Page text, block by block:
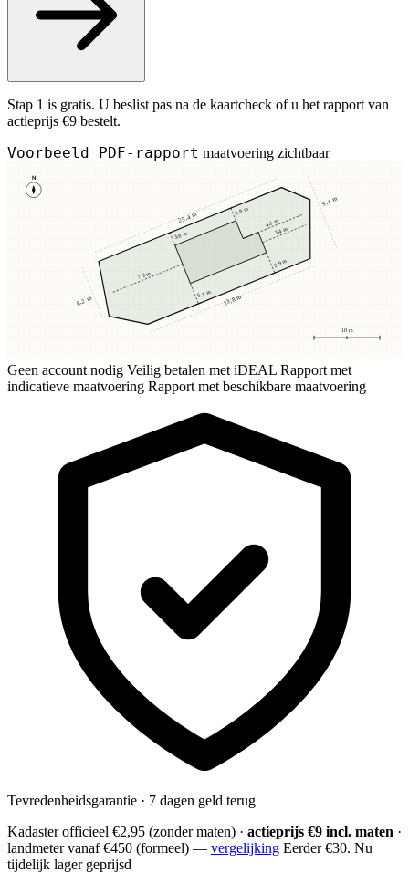
Stap 1 is gratis. U beslist pas na de kaartcheck of u het rapport van
actieprijs €9 bestelt.
Voorbeeld PDF-rapport maatvoering zichtbaar
N
10 m
3,8 m
3,8 m
5,1 m
2,9 m
7,2 m
3,4 m
4,1 m
25,4 m
23,8 m
8,2 m
9,1 m
Geen account nodig Veilig betalen met iDEAL Rapport met
indicatieve maatvoering Rapport met beschikbare maatvoering
Tevredenheidsgarantie · 7 dagen geld terug
Kadaster officieel €2,95 (zonder maten) · actieprijs €9 incl. maten ·
landmetervanaf €450 (formeel) — vergelijking Eerder €30. Nu
tijdelijk lager geprijsd